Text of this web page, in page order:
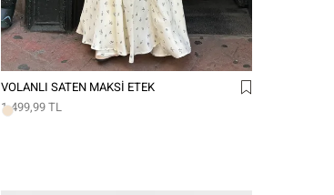
VOLANLI SATEN MAKSI ETEK
1.499,99 TL